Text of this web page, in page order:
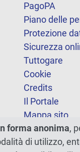
PagoPA
Piano delle
Protezione
Sicurezza
Tuttogare
Cookie
Credits
Il Portale
Mappa sito
Statistiche
Dichiarazione
forma anonima,
di utilizzo,